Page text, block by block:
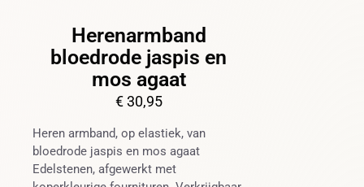
Herenarmband
bloedrode jaspis en
mos agaat
€30,95
Heren armband, op elastiek, van
bloedrode jaspis en mos agaat
Edelstenen, afgewerkt met